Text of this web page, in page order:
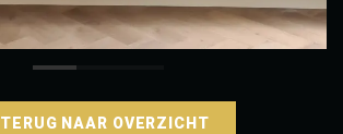
TERUG NAAR OVERZICHT